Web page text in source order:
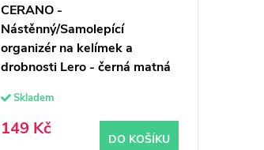
CERANO -
Nástěnný/Samolepící
organizér na kelímek a
drobnosti Lero - černá matná
Skladem
149 Kč
DO KOŠÍKU